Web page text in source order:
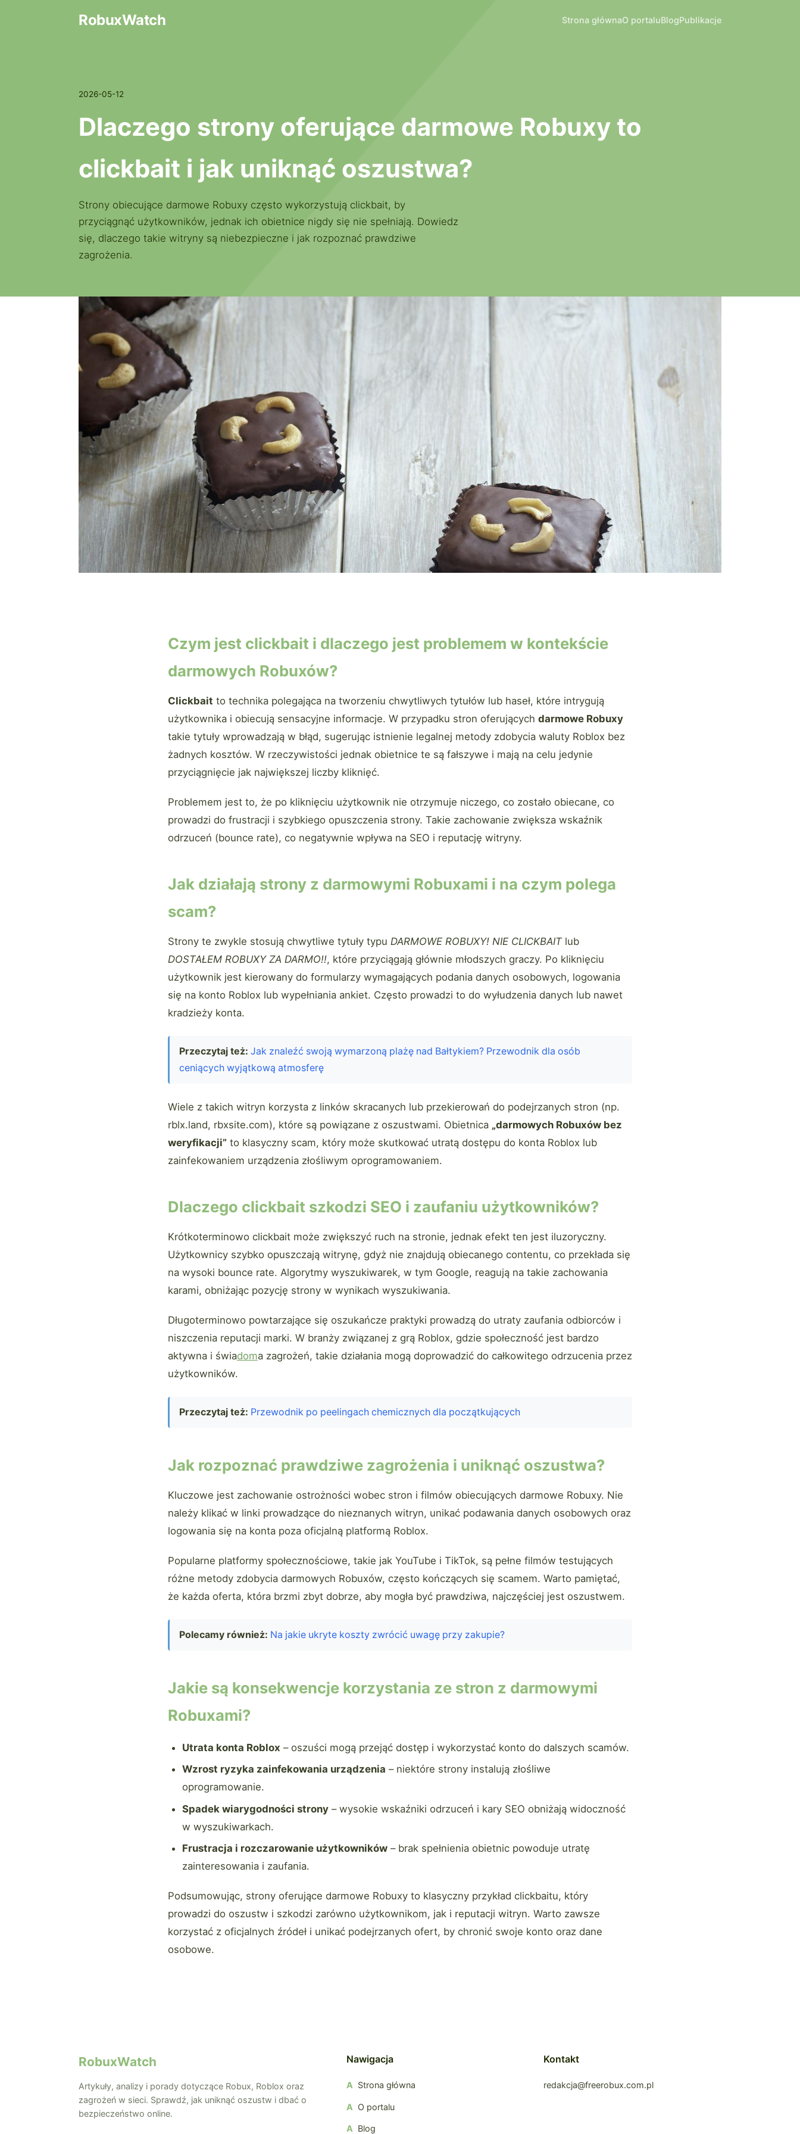
RobuxWatch Strona głównaO portaluBlogPublikacje
2026-05-12
Dlaczego strony oferujące darmowe Robuxy to
clickbait i jak uniknąć oszustwa?
Strony obiecujące darmowe Robuxy często wykorzystują clickbait, by
przyciągnąć użytkowników, jednak ich obietnice nigdy się nie spełniają. Dowiedz
się, dlaczego takie witryny są niebezpieczne i jak rozpoznać prawdziwe
zagrożenia.
Czym jest clickbait i dlaczego jest problemem w kontekście
darmowych Robuxów?
Clickbait to technika polegająca na tworzeniu chwytliwych tytułów lub haseł, które intrygują
użytkownika i obiecują sensacyjne informacje. W przypadku stron oferujących darmowe Robuxy
takie tytuły wprowadzają w błąd, sugerując istnienie legalnej metody zdobycia waluty Roblox bez
żadnych kosztów. W rzeczywistości jednak obietnice te są fałszywe i mają na celu jedynie
przyciągnięcie jak największej liczby kliknięć.
Problemem jest to, że po kliknięciu użytkownik nie otrzymuje niczego, co zostało obiecane, co
prowadzi do frustracji i szybkiego opuszczenia strony. Takie zachowanie zwiększa wskaźnik
odrzuceń (bounce rate), co negatywnie wpływa na SEO i reputację witryny.
Jak działają strony z darmowymi Robuxami i na czym polega
scam?
Strony te zwykle stosują chwytliwe tytuły typu DARMOWE ROBUXY! NIE CLICKBAITlub
DOSTAŁEM ROBUXY ZA DARMO!!, które przyciągają głównie młodszych graczy. Po kliknięciu
użytkownik jest kierowany do formularzy wymagających podania danych osobowych, logowania
się na konto Roblox lub wypełniania ankiet. Często prowadzi to do wyłudzenia danych lub nawet
kradzieży konta.
Przeczytaj też: Jak znaleźć swoją wymarzoną plażę nad Bałtykiem? Przewodnik dla osób
ceniących wyjątkową atmosferę
Wiele z takich witryn korzysta z linków skracanych lub przekierowań do podejrzanych stron (np.
rblx.land, rbxsite.com), które są powiązane z oszustwami. Obietnica „darmowych Robuxów bez
weryfikacji” to klasyczny scam, który może skutkować utratą dostępu do konta Roblox lub
zainfekowaniem urządzenia złośliwym oprogramowaniem.
Dlaczego clickbait szkodzi SEO i zaufaniu użytkowników?
Krótkoterminowo clickbait może zwiększyć ruch na stronie, jednak efekt ten jest iluzoryczny.
Użytkownicy szybko opuszczają witrynę, gdyż nie znajdują obiecanego contentu, co przekłada się
na wysoki bounce rate. Algorytmy wyszukiwarek, w tym Google, reagują na takie zachowania
karami, obniżając pozycję strony w wynikach wyszukiwania.
Długoterminowo powtarzające się oszukańcze praktyki prowadzą do utraty zaufania odbiorców i
niszczenia reputacji marki. W branży związanej z grą Roblox, gdzie społeczność jest bardzo
aktywna i świadoma zagrożeń, takie działania mogą doprowadzić do całkowitego odrzucenia przez
użytkowników.
Przeczytaj też: Przewodnik po peelingach chemicznych dla początkujących
Jak rozpoznać prawdziwe zagrożenia i uniknąć oszustwa?
Kluczowe jest zachowanie ostrożności wobec stron i filmów obiecujących darmowe Robuxy. Nie
należy klikać w linki prowadzące do nieznanych witryn, unikać podawania danych osobowych oraz
logowania się na konta poza oficjalną platformą Roblox.
Popularne platformy społecznościowe, takie jak YouTube i TikTok, są pełne filmów testujących
różne metody zdobycia darmowych Robuxów, często kończących się scamem. Warto pamiętać,
że każda oferta, która brzmi zbyt dobrze, aby mogła być prawdziwa, najczęściej jest oszustwem.
Polecamy również: Na jakie ukryte koszty zwrócić uwagę przy zakupie?
Jakie są konsekwencje korzystania ze stron z darmowymi
Robuxami?
Utrata konta Roblox – oszuści mogą przejąć dostęp i wykorzystać konto do dalszych scamów.
Wzrost ryzyka zainfekowania urządzenia – niektóre strony instalują złośliwe
oprogramowanie.
Spadek wiarygodności strony – wysokie wskaźniki odrzuceń i kary SEO obniżają widoczność
w wyszukiwarkach.
Frustracja i rozczarowanie użytkowników – brak spełnienia obietnic powoduje utratę
zainteresowania i zaufania.
Podsumowując, strony oferujące darmowe Robuxy to klasyczny przykład clickbaitu, który
prowadzi do oszustw i szkodzi zarówno użytkownikom, jak i reputacji witryn. Warto zawsze
korzystać z oficjalnych źródeł i unikać podejrzanych ofert, by chronić swoje konto oraz dane
osobowe.
RobuxWatch
Artykuły, analizy i porady dotyczące Robux, Roblox oraz
zagrożeń w sieci. Sprawdź, jak uniknąć oszustw i dbać o
bezpieczeństwo online.
Nawigacja
Strona główna
O portalu
Blog
Kontakt
redakcja@freerobux.com.pl